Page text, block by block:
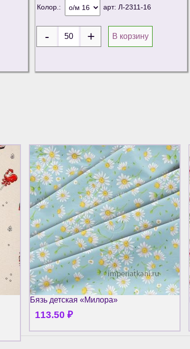
Колор.: арт: Л-2311-16
В корзину
Бязь детская «Милора»
113.50 ₽